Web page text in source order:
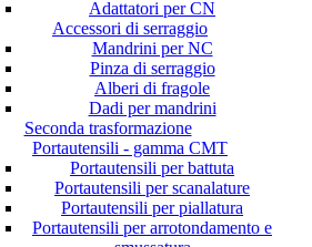
Adattatori per CN
Accessori di serraggio
Mandrini per NC
Pinza di serraggio
Alberi di fragole
Dadi per mandrini
Seconda trasformazione
Portautensili - gamma CMT
Portautensili per battuta
Portautensili per scanalature
Portautensili per piallatura
Portautensili per arrotondamento e